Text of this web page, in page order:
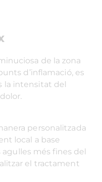
de la zona
d’inflamació, es
la intensitat del
personalitzada
local a base
més fines del
el tractament